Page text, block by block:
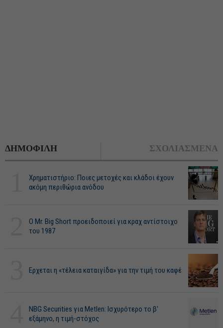
ΔΗΜΟΦΙΛΗ ΣΧΟΛΙΑΣΜΕΝΑ
Χρηματιστήριο: Ποιες μετοχές και κλάδοι έχουν
ακόμη περιθώρια ανόδου
O Mr. Big Short προειδοποιεί για κραχ αντίστοιχο
του 1987
Ερχεται η «τέλεια καταιγίδα» για την τιμή του καφέ
NBG Securities για Metlen: Ισχυρότερο το β'
εξάμηνο, η τιμή-στόχος